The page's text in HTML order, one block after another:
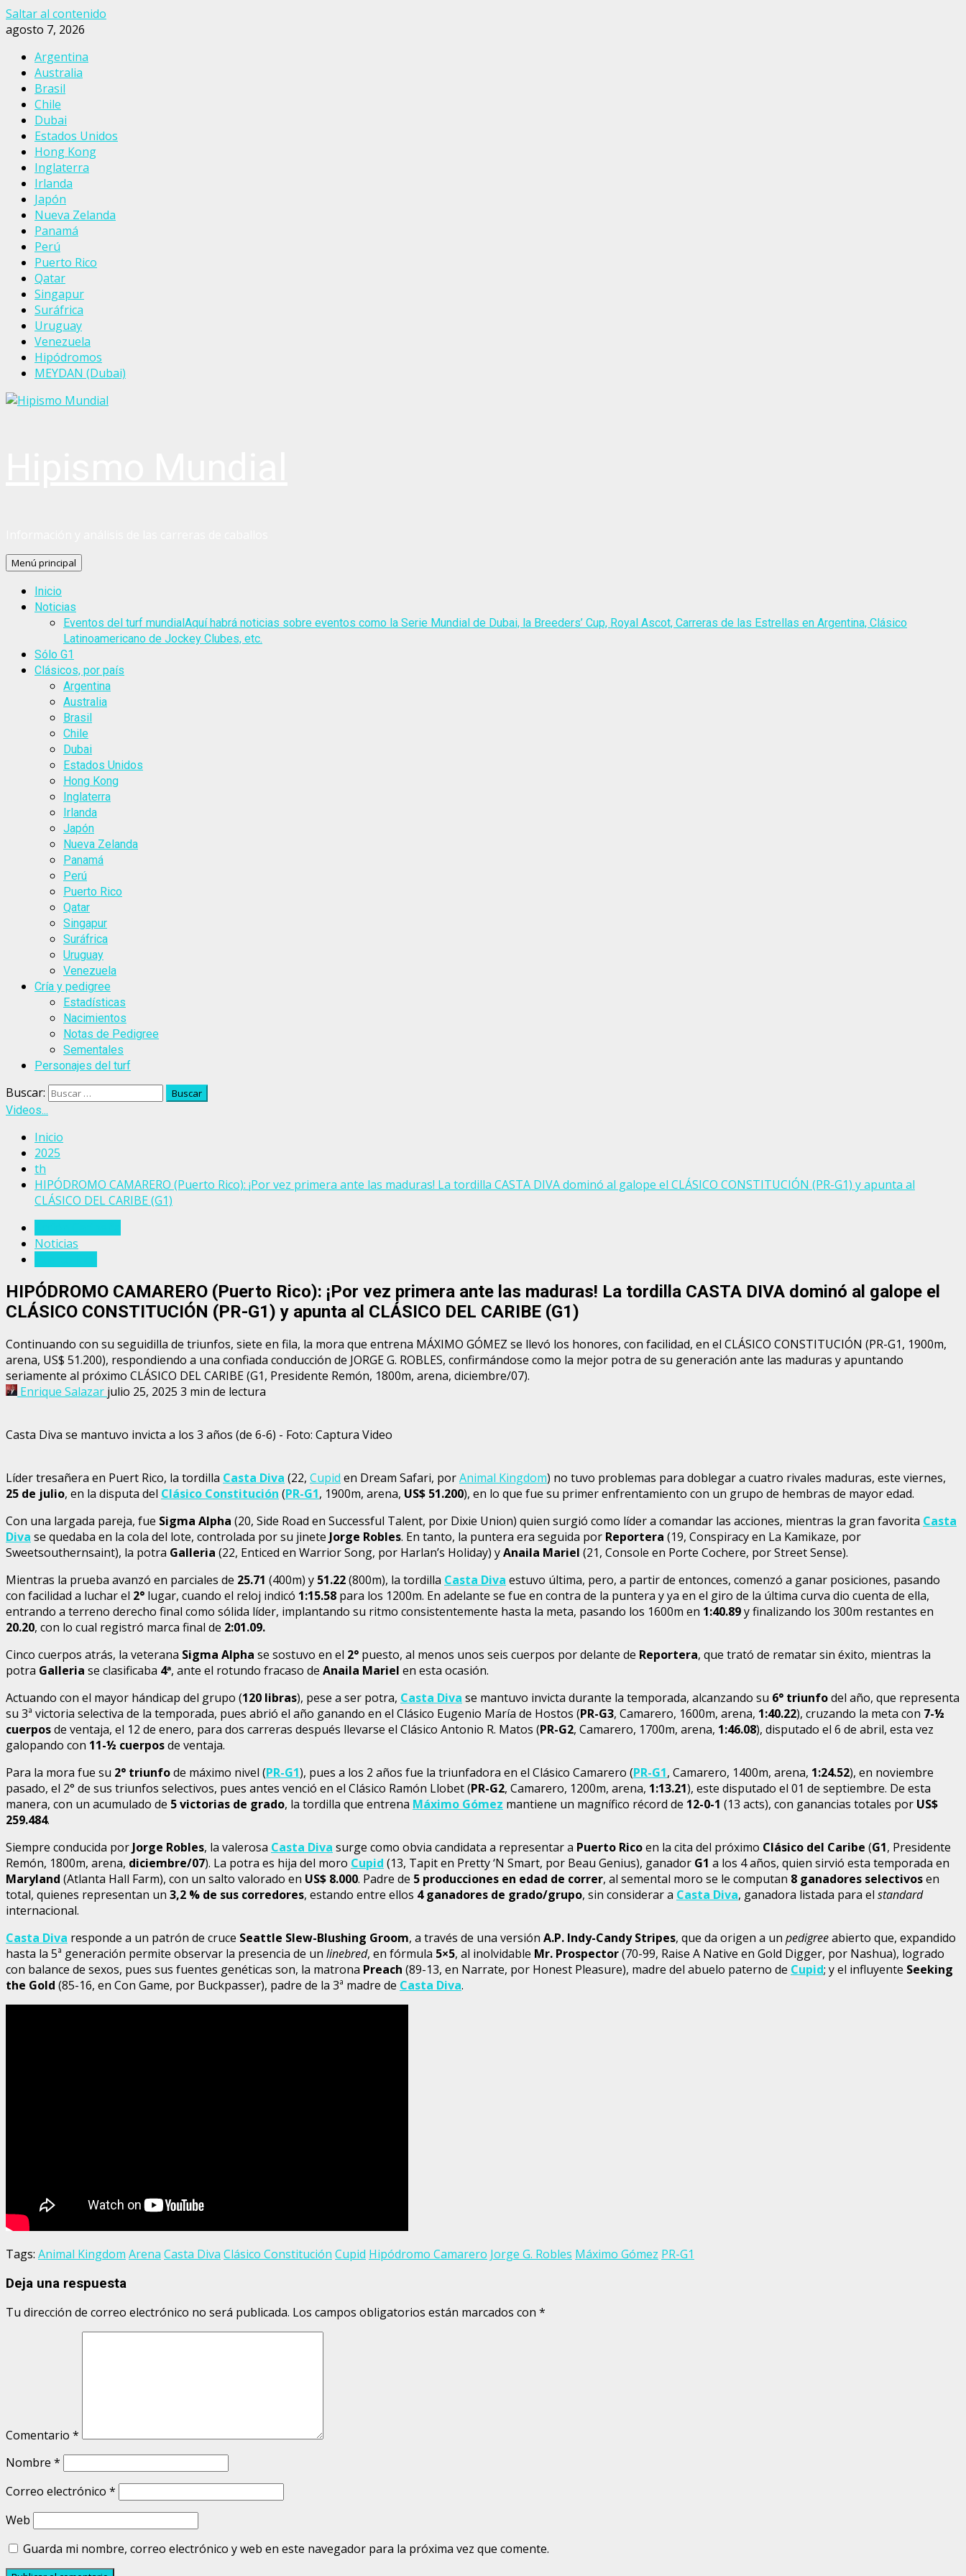
Saltar al contenido
agosto 7, 2026
Argentina
Australia
Brasil
Chile
Dubai
Estados Unidos
Hong Kong
Inglaterra
Irlanda
Japón
Nueva Zelanda
Panamá
Perú
Puerto Rico
Qatar
Singapur
Suráfrica
Uruguay
Venezuela
Hipódromos
MEYDAN (Dubai)
Menú principal
Inicio
Noticias
Eventos del turf mundialAquí habrá noticias sobre eventos como la Serie Mundial de Dubai, la Breeders’ Cup, Royal Ascot, Carreras de las Estrellas en Argentina, Clásico
Latinoamericano de Jockey Clubes, etc.
Sólo G1
Clásicos, por país
Argentina
Australia
Brasil
Chile
Dubai
Estados Unidos
Hong Kong
Inglaterra
Irlanda
Japón
Nueva Zelanda
Panamá
Perú
Puerto Rico
Qatar
Singapur
Suráfrica
Uruguay
Venezuela
Cría y pedigree
Estadísticas
Nacimientos
Notas de Pedigree
Sementales
Personajes del turf
Buscar:
Videos...
Inicio
2025
th
HIPÓDROMO CAMARERO (Puerto Rico): ¡Por vez primera ante las maduras! La tordilla CASTA DIVA dominó al galope el CLÁSICO CONSTITUCIÓN (PR-G1) y apunta al
CLÁSICO DEL CARIBE (G1)
Noticias
HIPÓDROMO CAMARERO (Puerto Rico): ¡Por vez primera ante las maduras! La tordilla CASTA DIVA dominó al galope el
CLÁSICO CONSTITUCIÓN (PR-G1) y apunta al CLÁSICO DEL CARIBE (G1)
Continuando con su seguidilla de triunfos, siete en fila, la mora que entrena MÁXIMO GÓMEZ se llevó los honores, con facilidad, en el CLÁSICO CONSTITUCIÓN (PR-G1, 1900m,
arena, US$ 51.200), respondiendo a una confiada conducción de JORGE G. ROBLES, confirmándose como la mejor potra de su generación ante las maduras y apuntando
seriamente al próximo CLÁSICO DEL CARIBE (G1, Presidente Remón, 1800m, arena, diciembre/07).
Enrique Salazar julio 25, 2025 3 min de lectura
Casta Diva se mantuvo invicta a los 3 años (de 6-6) - Foto: Captura Video
Líder tresañera en Puert Rico, la tordilla Casta Diva (22, Cupid en Dream Safari, porAnimal Kingdom) no tuvo problemas para doblegar a cuatro rivales maduras, este viernes,
25 de julio, en la disputa del Clásico Constitución (PR-G1, 1900m, arena, US$ 51.200), en lo que fue su primer enfrentamiento con un grupo de hembras de mayor edad.
Con una largada pareja, fue Sigma Alpha (20, Side Road en Successful Talent, por Dixie Union) quien surgió como líder a comandar las acciones, mientras la gran favorita Casta
Diva se quedaba en la cola del lote, controlada por su jinete Jorge Robles. En tanto, la puntera era seguida por Reportera (19, Conspiracy en La Kamikaze, por
Sweetsouthernsaint), la potra Galleria (22, Enticed en Warrior Song, por Harlan’s Holiday) yAnaila Mariel (21, Console en Porte Cochere, por Street Sense).
Mientras la prueba avanzó en parciales de 25.71 (400m) y 51.22(800m), la tordilla Casta Diva estuvo última, pero, a partir de entonces, comenzó a ganar posiciones, pasando
con facilidad a luchar el 2° lugar, cuando el reloj indicó 1:15.58 para los 1200m. En adelante se fue en contra de la puntera y ya en el giro de la última curva dio cuenta de ella,
entrando a terreno derecho final como sólida líder, implantando su ritmo consistentemente hasta la meta, pasando los 1600m en 1:40.89y finalizando los 300m restantes en
20.20, con lo cual registró marca final de 2:01.09.
Cinco cuerpos atrás, la veterana Sigma Alpha se sostuvo en el 2° puesto, al menos unos seis cuerpos por delante de Reportera, que trató de rematar sin éxito, mientras la
potra Galleria se clasificaba 4ª, ante el rotundo fracaso de Anaila Mariel en esta ocasión.
Actuando con el mayor hándicap del grupo (120 libras), pese a ser potra, Casta Diva se mantuvo invicta durante la temporada, alcanzando su 6° triunfodel año, que representa
su 3ª victoria selectiva de la temporada, pues abrió el año ganando en el Clásico Eugenio María de Hostos (PR-G3, Camarero, 1600m, arena, 1:40.22), cruzando la meta con 7-½
cuerposde ventaja, el 12 de enero, para dos carreras después llevarse el Clásico Antonio R. Matos (PR-G2, Camarero, 1700m, arena, 1:46.08), disputado el 6 de abril, esta vez
galopando con 11-½ cuerposde ventaja.
Para la mora fue su 2° triunfode máximo nivel (PR-G1), pues a los 2 años fue la triunfadora en el Clásico Camarero (PR-G1, Camarero, 1400m, arena, 1:24.52), en noviembre
pasado, el 2° de sus triunfos selectivos, pues antes venció en el Clásico Ramón Llobet (PR-G2, Camarero, 1200m, arena, 1:13.21), este disputado el 01 de septiembre. De esta
manera, con un acumulado de 5 victorias de grado, la tordilla que entrena Máximo Gómez mantiene un magnífico récord de 12-0-1 (13 acts), con ganancias totales por US$
259.484.
Siempre conducida por Jorge Robles, la valerosa Casta Diva surge como obvia candidata a representar a Puerto Ricoen la cita del próximo Clásico del Caribe (G1, Presidente
Remón, 1800m, arena, diciembre/07). La potra es hija del moro Cupid (13, Tapit en Pretty ‘N Smart, por Beau Genius), ganador G1 a los 4 años, quien sirvió esta temporada en
Maryland (Atlanta Hall Farm), con un salto valorado en US$ 8.000. Padre de 5 producciones en edad de correr, al semental moro se le computan 8 ganadores selectivosen
total, quienes representan un 3,2 % de sus corredores, estando entre ellos 4 ganadores de grado/grupo, sin considerar a Casta Diva, ganadora listada para el standard
internacional.
Casta Diva responde a un patrón de cruce Seattle Slew-Blushing Groom, a través de una versión A.P. Indy-Candy Stripes, que da origen a un pedigreeabierto que, expandido
hasta la 5ª generación permite observar la presencia de un linebred, en fórmula 5×5, al inolvidable Mr. Prospector(70-99, Raise A Native en Gold Digger, por Nashua), logrado
con balance de sexos, pues sus fuentes genéticas son, la matrona Preach (89-13, en Narrate, por Honest Pleasure), madre del abuelo paterno de Cupid; y el influyente Seeking
the Gold (85-16, en Con Game, por Buckpasser), padre de la 3ª madre de Casta Diva.
Tags: Animal Kingdom Arena Casta Diva Clásico Constitución Cupid Hipódromo Camarero Jorge G. Robles Máximo Gómez PR-G1
Deja una respuesta
Tu dirección de correo electrónico no será publicada. Los campos obligatorios están marcados con *
Comentario *
Nombre *
Correo electrónico *
Web
Guarda mi nombre, correo electrónico y web en este navegador para la próxima vez que comente.